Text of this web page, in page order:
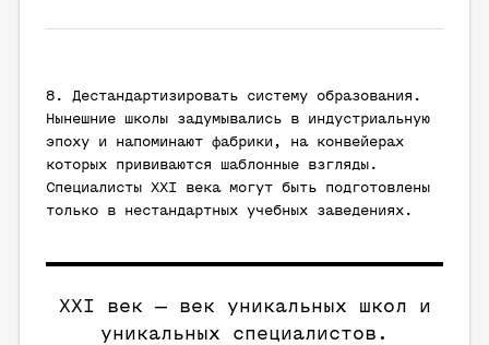
8. Дестандартизировать систему образования.
Нынешние школы задумывались в индустриальную
эпоху и напоминают фабрики, на конвейерах
которых прививаются шаблонные взгляды.
Специалисты XXI века могут быть подготовлены
только в нестандартных учебных заведениях.
XXI век — век уникальных школ и
уникальных специалистов.